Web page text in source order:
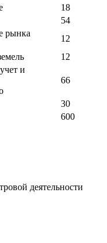
18
54
рынка
12
12
и
66
30
600
деятельности